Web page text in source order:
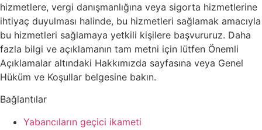
hizmetlere, vergi danışmanlığına veya sigorta hizmetlerine
ihtiyaç duyulması halinde, bu hizmetleri sağlamak amacıyla
bu hizmetleri sağlamaya yetkili kişilere başvururuz. Daha
fazla bilgi ve açıklamanın tam metni için lütfen Önemli
Açıklamalar altındaki Hakkımızda sayfasına veya Genel
Hüküm ve Koşullar belgesine bakın.
Bağlantılar
Yabancıların geçici ikameti